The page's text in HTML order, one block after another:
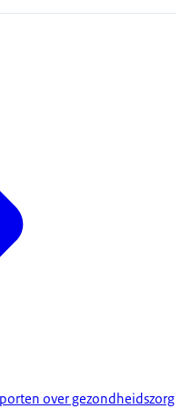
over gezondheidszorg